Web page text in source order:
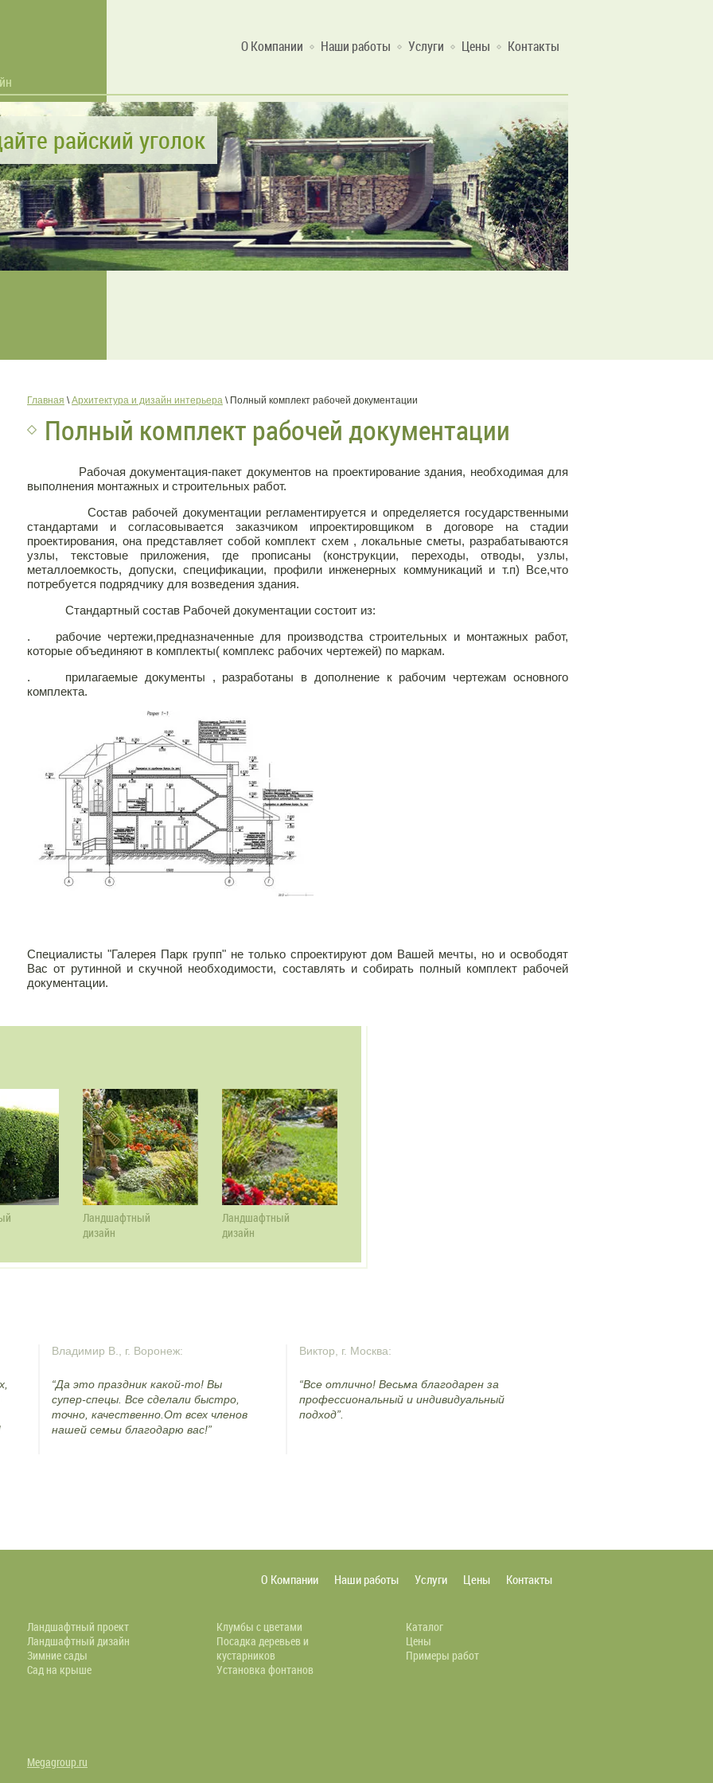
О Компании Наши работы Услуги Цены Контакты
райский уголок
Главная \ Архитектура и дизайн интерьера \ Полный комплект рабочей документации
Полный комплект рабочей документации
Рабочая документация-пакет документов на проектирование здания, необходимая для
выполнения монтажных и строительных работ.
Состав рабочей документации регламентируется и определяется государственными
стандартами и согласовывается заказчиком ипроектировщиком в договоре на стадии
проектирования, она представляет собой комплект схем , локальные сметы, разрабатываются
узлы, текстовые приложения, где прописаны (конструкции, переходы, отводы, узлы,
металлоемкость, допуски, спецификации, профили инженерных коммуникаций и т.п) Все,что
потребуется подрядчику для возведения здания.
Стандартный состав Рабочей документации состоит из:
. рабочие чертежи,предназначенные для производства строительных и монтажных работ,
которые объединяют в комплекты( комплекс рабочих чертежей) по маркам.
. прилагаемые документы , разработаны в дополнение к рабочим чертежам основного
комплекта.
Специалисты "Галерея Парк групп" не только спроектируют дом Вашей мечты, но и освободят
Вас от рутинной и скучной необходимости, составлять и собирать полный комплект рабочей
документации.
Ландшафтный
дизайн
Ландшафтный
дизайн
Владимир В., г. Воронеж:
“Да это праздник какой-то! Вы
супер-спецы. Все сделали быстро,
точно, качественно.От всех членов
нашей семьи благодарю вас!”
Виктор, г. Москва:
“Все отлично! Весьма благодарен за
профессиональный и индивидуальный
подход”.
О Компании Наши работы Услуги Цены Контакты
Ландшафтный проект
Ландшафтный дизайн
Зимние сады
Сад на крыше
Клумбы с цветами
Посадка деревьев и
кустарников
Установка фонтанов
Каталог
Цены
Примеры работ
Megagroup.ru